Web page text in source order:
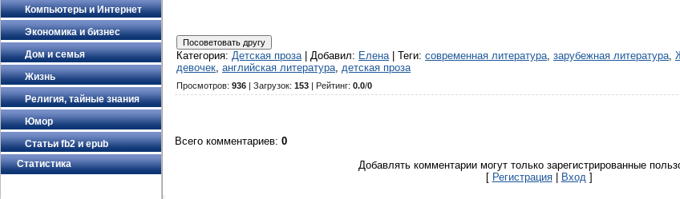
Компьютеры и Интернет
Экономика и бизнес
Дом и семья
Жизнь
Религия, тайные знания
Юмор
Статьи fb2 и epub
Статистика
Категория: Детская проза| Добавил: Елена| Теги: современная литература, зарубежная литература,
девочек, английская литература, детская проза
Просмотров: 936 | Загрузок: 153 | Рейтинг: 0.0/0
Всего комментариев: 0
Добавлять комментарии могут только зарегистрированные
[ Регистрация| Вход]